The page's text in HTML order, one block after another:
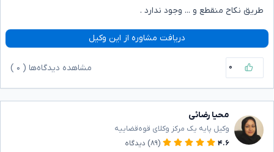
طریق نکاح منقطع و ... وجود ندارد .
دریافت مشاوره از این وکیل
۰ مشاهده دیدگاه‌ها ( ۰
محیا رضائی
وکیل پایه یک مرکز وکلای قوه‌قضاییه
۴.۶
(۸۹) دیدگاه